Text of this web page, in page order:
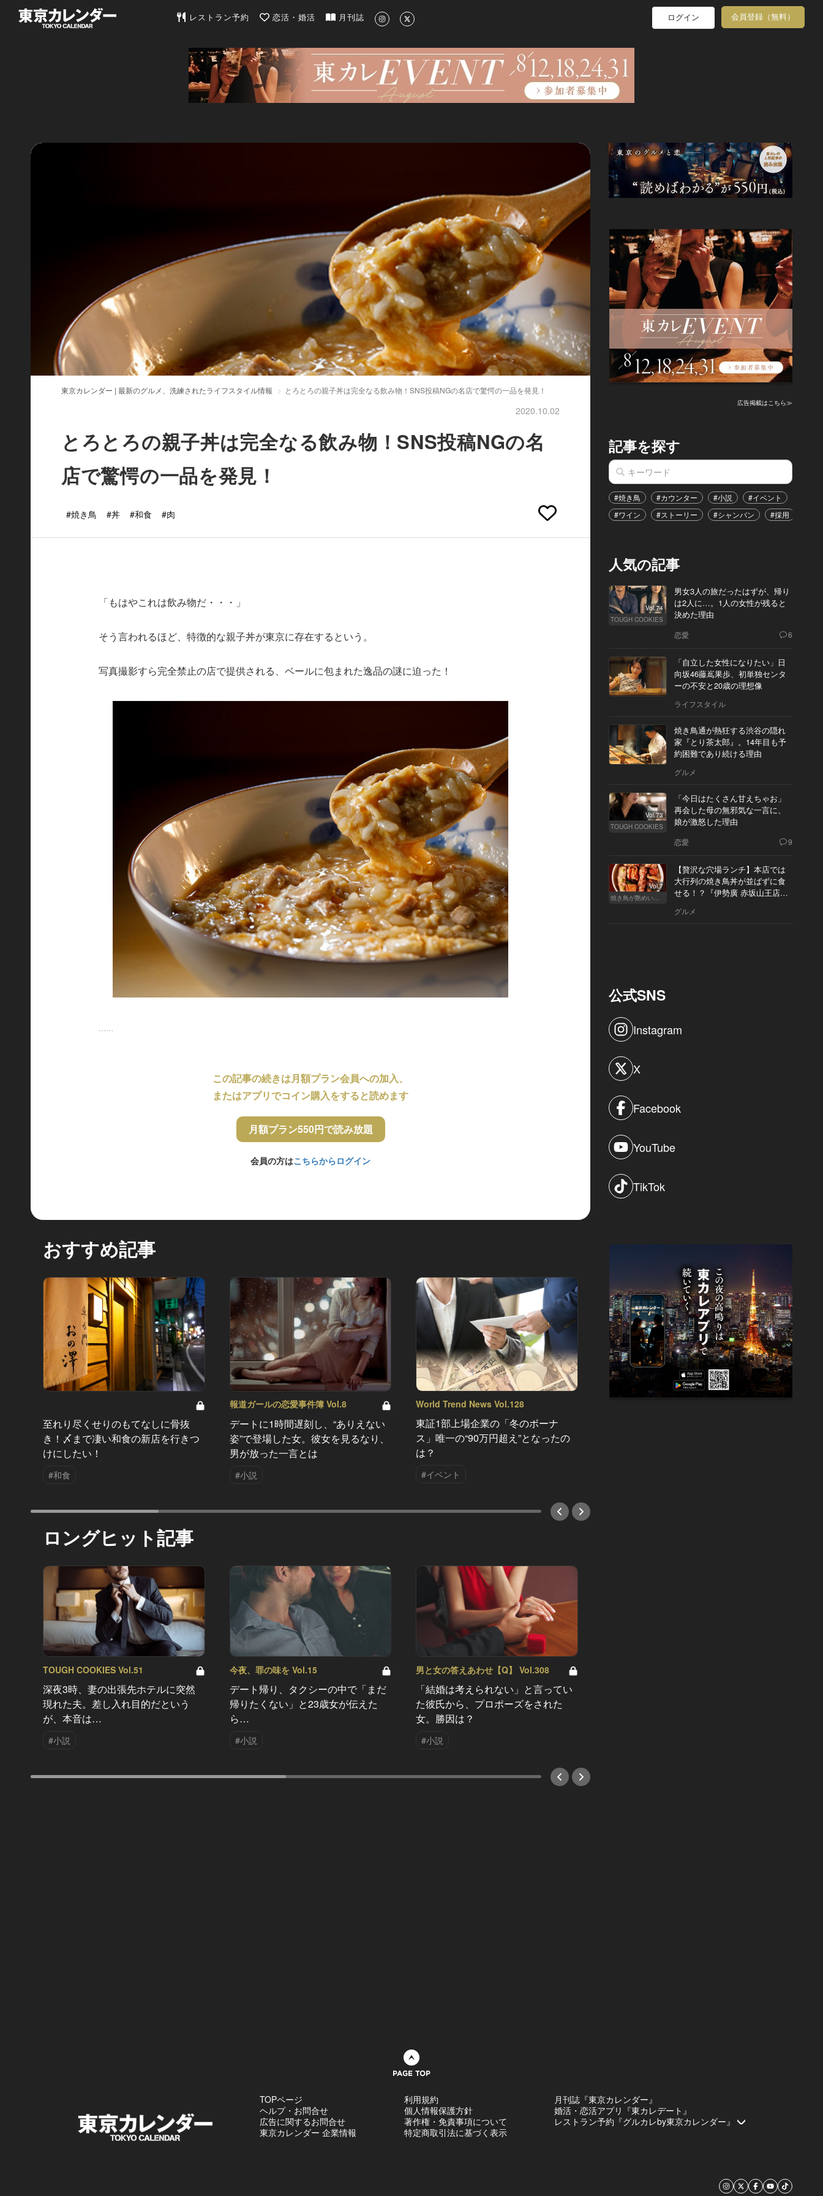
東京カレンダー | 最新のグルメ、洗練されたライフスタイル情報
レストラン予約 恋活・婚活 月刊誌 ログイン 会員登録（無料）
東京カレンダー | 最新のグルメ、洗練されたライフスタイル情報 とろとろの親子丼は完全なる飲み物！SNS投稿NGの名店で驚愕の一品を発見！
2020.10.02
とろとろの親子丼は完全なる飲み物！SNS投稿NGの名
店で驚愕の一品を発見！
#焼き鳥 #丼 #和食 #肉
「もはやこれは飲み物だ・・・」
そう言われるほど、特徴的な親子丼が東京に存在するという。
写真撮影すら完全禁止の店で提供される、ベールに包まれた逸品の謎に迫った！
......
この記事の続きは月額プラン会員への加入、
またはアプリでコイン購入をすると読めます
月額プラン550円で読み放題
会員の方はこちらからログイン
おすすめ記事
至れり尽くせりのもてなしに骨抜
き！〆まで凄い和食の新店を行きつ
けにしたい！
#和食
報道ガールの恋愛事件簿 Vol.8
デートに1時間遅刻し、“ありえない
姿”で登場した女。彼女を見るなり、
男が放った一言とは
#小説
World Trend News Vol.128
東証1部上場企業の「冬のボーナ
ス」唯一の“90万円超え”となったの
は？
#イベント
ロングヒット記事
TOUGH COOKIES Vol.51
深夜3時、妻の出張先ホテルに突然
現れた夫。差し入れ目的だという
が、本音は…
#小説
今夜、罪の味を Vol.15
デート帰り、タクシーの中で「まだ
帰りたくない」と23歳女が伝えた
ら…
#小説
男と女の答えあわせ【Q】 Vol.308
「結婚は考えられない」と言ってい
た彼氏から、プロポーズをされた
女。勝因は？
#小説
広告掲載はこちら≫
記事を探す
#焼き鳥 #カウンター #小説 #イベント
#ワイン
#ストーリー #シャンパン #採用
人気の記事
Vol.74
TOUGH COOKIES
男女3人の旅だったはずが、帰り
は2人に…。1人の女性が残ると
決めた理由
恋愛 6
「自立した女性になりたい」日
向坂46藤嶌果歩、初単独センタ
ーの不安と20歳の理想像
ライフスタイル
焼き鳥通が熱狂する渋谷の隠れ
家『とり茶太郎』。14年目も予
約困難であり続ける理由
グルメ
Vol.73
TOUGH COOKIES
「今日はたくさん甘えちゃお」
再会した母の無邪気な一言に、
娘が激怒した理由
恋愛 9
Vol.7
焼き鳥が艶めいてきた
【贅沢な穴場ランチ】本店では
大行列の焼き鳥丼が並ばずに食
せる！？『伊勢廣 赤坂山王店』
グルメ
公式SNS
Instagram
X
Facebook
YouTube
TikTok
TOPページ
ヘルプ・お問合せ
広告に関するお問合せ
東京カレンダー 企業情報
利用規約
個人情報保護方針
著作権・免責事項について
特定商取引法に基づく表示
月刊誌『東京カレンダー』
婚活・恋活アプリ『東カレデート』
レストラン予約『グルカレby東京カレンダー』